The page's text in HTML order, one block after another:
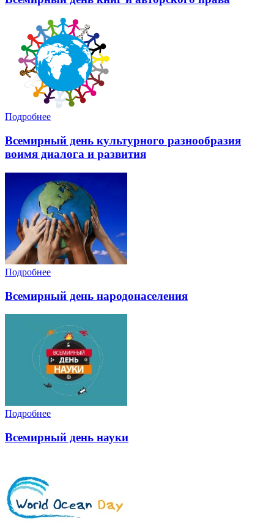
Подробнее
Всемирный день культурного разнообразия
воимя диалога и развития
Подробнее
Всемирный день народонаселения
Подробнее
Всемирный день науки